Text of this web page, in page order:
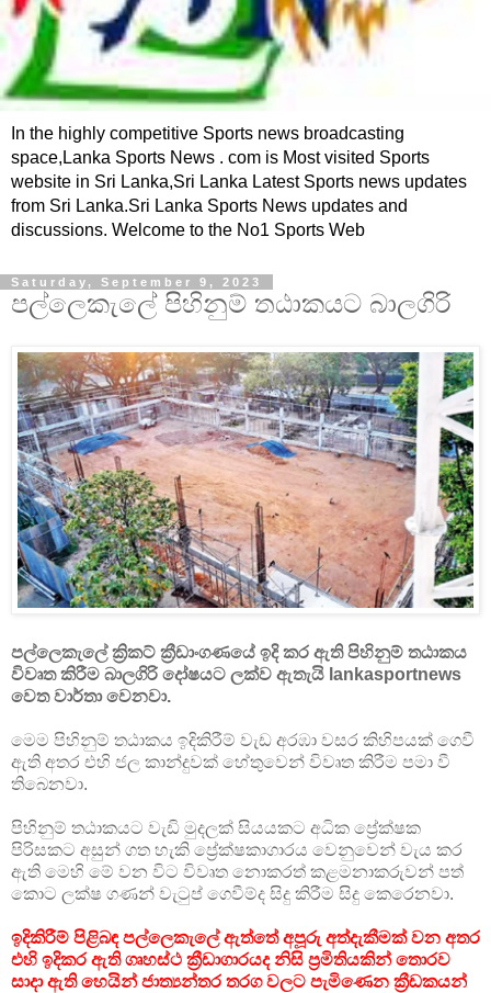
In the highly competitive Sports news broadcasting
space,Lanka Sports News . com is Most visited Sports
website in Sri Lanka,Sri Lanka Latest Sports news updates
from Sri Lanka.Sri Lanka Sports News updates and
discussions. Welcome to the No1 Sports Web
Saturday, September 9, 2023
පල්ලෙකැලේ පිහිනුම් තඨාකයට බාලගිරි
පල්ලෙකැලේ ක්‍රිකට් ක්‍රීඩාංගණයේ ඉදි කර ඇති පිහිනුම් තඨාකය
විවෘත කිරීම බාලගිරි දෝෂයට ලක්ව ඇතැයි lankasportnews
වෙත වාර්තා වෙනවා.
මෙම පිහිනුම් තඨාකය ඉදිකිරීම් වැඩ අරඹා වසර කිහිපයක් ගෙවී
ඇති අතර එහි ජල කාන්දුවක් හේතුවෙන් විවෘත කිරීම පමා වී
තිබෙනවා.
පිහිනුම් තඨාකයට වැඩි මුදලක් සියයකට අධික ප්‍රේක්ෂක
පිරිසකට අසුන් ගත හැකි ප්‍රේක්ෂකාගාරය වෙනුවෙන් වැය කර
ඇති මෙහි මේ වන විට විවෘත නොකරත් කළමනාකරුවන් පත්
කොට ලක්ෂ ගණන් වැටුප් ගෙවීම්ද සිදු කිරීම සිදු කෙරෙනවා.
ඉදිකිරීම් පිළිබඳ පල්ලෙකැලේ ඇත්තේ අපූරු අත්දැකීමක් වන අතර
එහි ඉදිකර ඇති ගෘහස්ථ ක්‍රීඩාගාරයද නිසි ප්‍රමිතියකින් තොරව
සාදා ඇති හෙයින් ජාත්‍යන්තර තරග වලට පැමිණෙන ක්‍රීඩකයන්